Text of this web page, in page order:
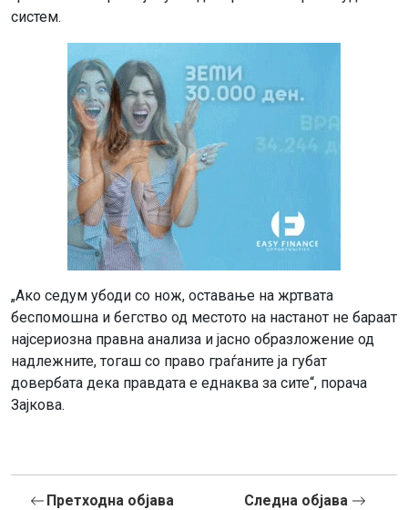
систем.
„Ако седум убоди со нож, оставање на жртвата
беспомошна и бегство од местото на настанот не бараат
најсериозна правна анализа и јасно образложение од
надлежните, тогаш со право граѓаните ја губат
довербата дека правдата е еднаква за сите“, порача
Зајкова.
Претходна објава Следна објава